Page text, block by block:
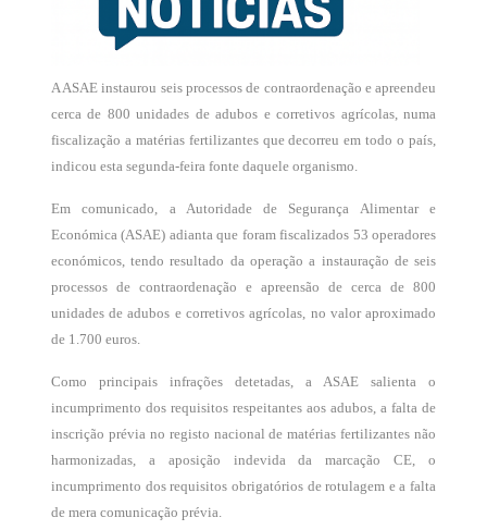
A ASAE instaurou seis processos de contraordenação e apreendeu
cerca de 800 unidades de adubos e corretivos agrícolas, numa
fiscalização a matérias fertilizantes que decorreu em todo o país,
indicou esta segunda-feira fonte daquele organismo.
Em comunicado, a Autoridade de Segurança Alimentar e
Económica (ASAE) adianta que foram fiscalizados 53 operadores
económicos, tendo resultado da operação a instauração de seis
processos de contraordenação e apreensão de cerca de 800
unidades de adubos e corretivos agrícolas, no valor aproximado
de 1.700 euros.
Como principais infrações detetadas, a ASAE salienta o
incumprimento dos requisitos respeitantes aos adubos, a falta de
inscrição prévia no registo nacional de matérias fertilizantes não
harmonizadas, a aposição indevida da marcação CE, o
incumprimento dos requisitos obrigatórios de rotulagem e a falta
de mera comunicação prévia.